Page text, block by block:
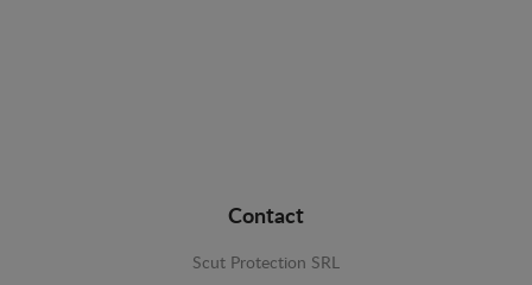
Contact
Scut Protection SRL